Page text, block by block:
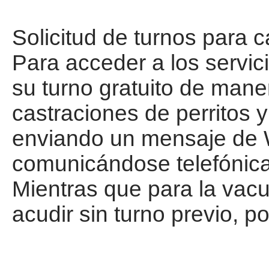
Solicitud de turnos para
Para acceder a los
su turno gratuito de
castraciones de perritos
enviando un mensaje de
comunicándose
Mientras que para la
acudir sin turno previo,